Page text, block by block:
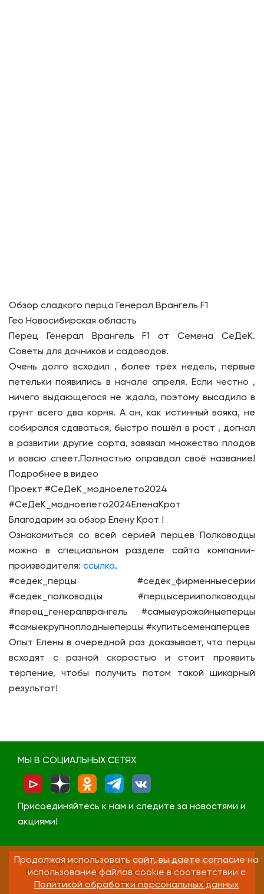
Обзор сладкого перца Генерал Врангель F1
Гео Новосибирская область
Перец Генерал Врангель F1 от Семена СеДеК.
Советы для дачников и садоводов.
Очень долго всходил , более трёх недель, первые
петельки появились в начале апреля. Если честно ,
ничего выдающегося не ждала, поэтому высадила в
грунт всего два корня. А он, как истинный вояка, не
собирался сдаваться, быстро пошёл в рост , догнал
в развитии другие сорта, завязал множество плодов
и вовсю спеет.Полностью оправдал своё название!
Подробнее в видео
Проект #СеДеК_модноелето2024
#СеДеК_модноелето2024ЕленаКрот
Благодарим за обзор Елену Крот !
Ознакомиться со всей серией перцев Полководцы
можно в специальном разделе сайта компании-
производителя: ссылка.
#седек_перцы #седек_фирменныесерии
#седек_полководцы #перцысерииполководцы
#перец_генералврангель #самыеурожайныеперцы
#самыекрупноплодныеперцы #купитьсеменаперцев
Опыт Елены в очередной раз доказывает, что перцы
всходят с разной скоростью и стоит проявить
терпение, чтобы получить потом такой шикарный
результат!
МЫ В СОЦИАЛЬНЫХ СЕТЯХ
Присоединяйтесь к нам и следите за новостями и
акциями!
Copyright © 1995-2026
Агрокомпания «СеДеК»
Все права защищены. Перепечатка материалов
сайта только с разрешения владельца.
Продолжая использовать сайт, вы даете согласие на
использование файлов cookie в соответствии с
Политикой обработки персональных данных